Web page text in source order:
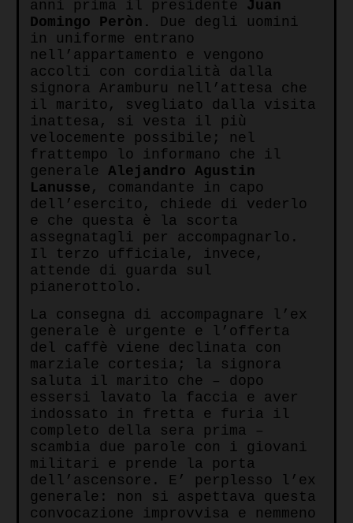
anni prima il presidente Juan
Domingo Peròn. Due degli uomini
in uniforme entrano
nell’appartamento e vengono
accolti con cordialità dalla
signora Aramburu nell’attesa che
il marito, svegliato dalla visita
inattesa, si vesta il più
velocemente possibile; nel
frattempo lo informano che il
generale Alejandro Agustin
Lanusse , comandante in capo
dell’esercito, chiede di vederlo
e che questa è la scorta
assegnatagli per accompagnarlo.
Il terzo ufficiale, invece,
attende di guarda sul
pianerottolo.
La consegna di accompagnare l’ex
generale è urgente e l’offerta
del caffè viene declinata con
marziale cortesia; la signora
saluta il marito che – dopo
essersi lavato la faccia e aver
indossato in fretta e furia il
completo della sera prima –
scambia due parole con i giovani
militari e prende la porta
dell’ascensore. E’ perplesso l’ex
generale: non si aspettava questa
convocazione improvvisa e nemmeno